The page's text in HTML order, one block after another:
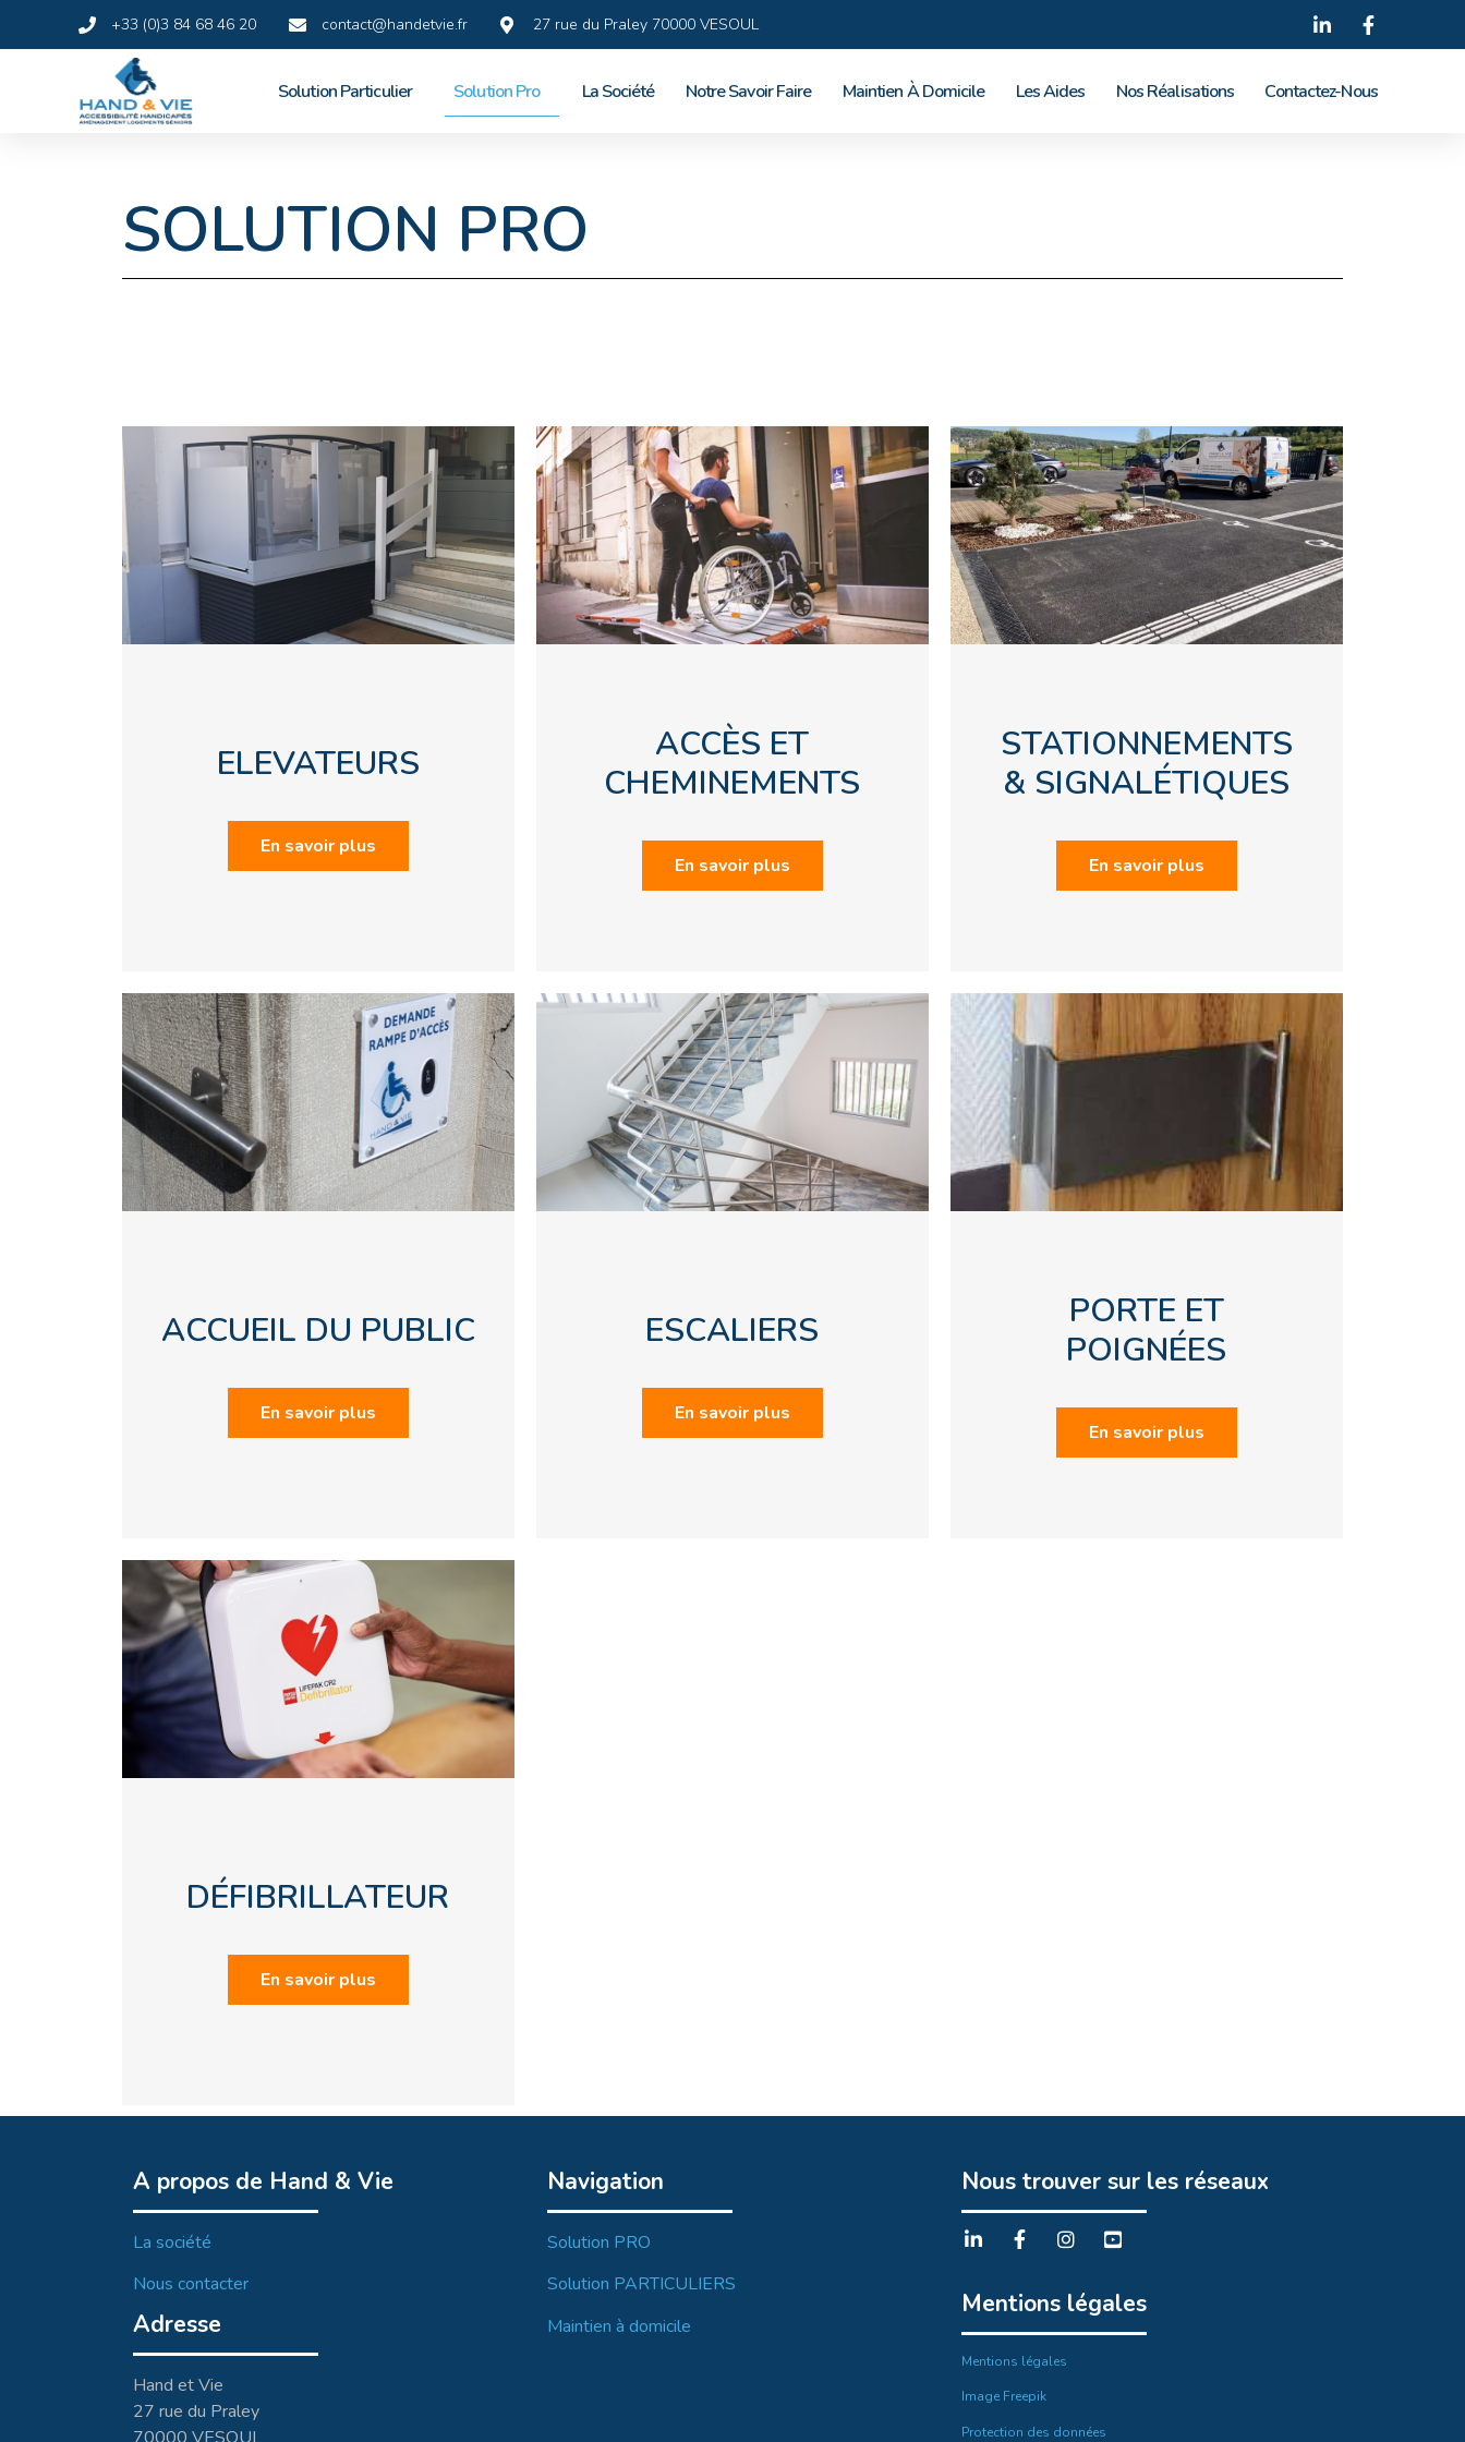
+33 (0)3 84 68 46 20 contact@handetvie.fr 27 rue du Praley 70000 VESOUL
Solution Particulier Solution Pro La Société Notre Savoir Faire Maintien À Domicile Les Aides Nos Réalisations Contactez-Nous
SOLUTION PRO
ELEVATEURS
En savoir plus
ACCÈS ET
CHEMINEMENTS
En savoir plus
STATIONNEMENTS
& SIGNALÉTIQUES
En savoir plus
ACCUEIL DU PUBLIC
En savoir plus
ESCALIERS
En savoir plus
PORTE ET
POIGNÉES
En savoir plus
DÉFIBRILLATEUR
En savoir plus
A propos de Hand & Vie
La société
Nous contacter
Adresse
Hand et Vie
27 rue du Praley
70000 VESOUL
Navigation
Solution PRO
Solution PARTICULIERS
Maintien à domicile
Nous trouver sur les réseaux
Mentions légales
Mentions légales
Image Freepik
Protection des données